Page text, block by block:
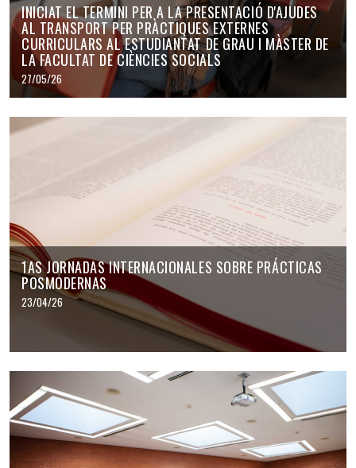
INICIAT EL TERMINI PER A LA PRESENTACIÓ D'AJUDES
AL TRANSPORT PER PRÀCTIQUES EXTERNES
CURRICULARS AL ESTUDIANTAT DE GRAU I MÀSTER DE
LA FACULTAT DE CIÈNCIES SOCIALS
27/05/26
1AS JORNADAS INTERNACIONALES SOBRE PRÁCTICAS
POSMODERNAS
23/04/26